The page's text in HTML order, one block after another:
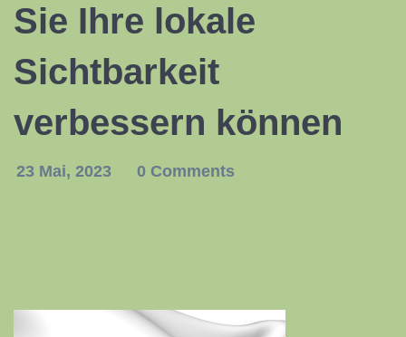
Sie Ihre lokale
Sichtbarkeit
verbessern können
23 Mai, 2023 0 Comments